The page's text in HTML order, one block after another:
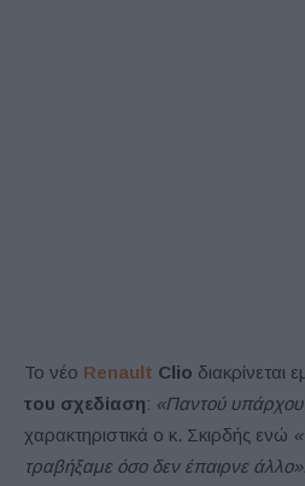
Το νέο Renault Clio διακρίνεται
του σχεδίαση: «Παντού
χαρακτηριστικά ο κ. Σκιρδής ενώ
τραβήξαμε όσο δεν έπαιρνε άλλο».